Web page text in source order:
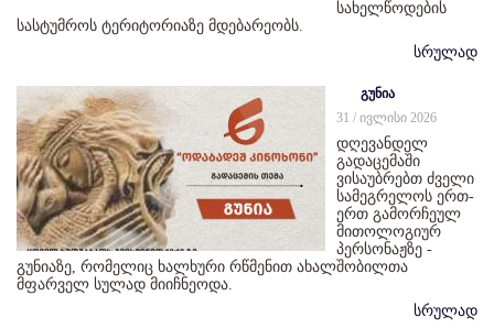
სახელწოდების
სასტუმროს ტერიტორიაზე მდებარეობს.
სრულად
გუნია
31 / ივლისი 2026
დღევანდელ
გადაცემაში
ვისაუბრებთ ძველი
სამეგრელოს ერთ-
ერთ გამორჩეულ
მითოლოგიურ
პერსონაჟზე -
გუნიაზე, რომელიც ხალხური რწმენით ახალშობილთა
მფარველ სულად მიიჩნეოდა.
სრულად